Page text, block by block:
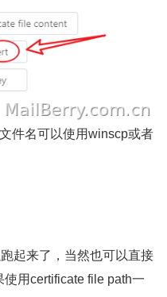
件名可以使用winscp或者
起来了，当然也可以直接
用certificate file path一